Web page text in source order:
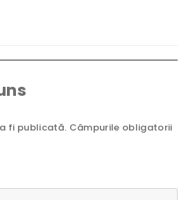
fi publicată. Câmpurile obligatorii